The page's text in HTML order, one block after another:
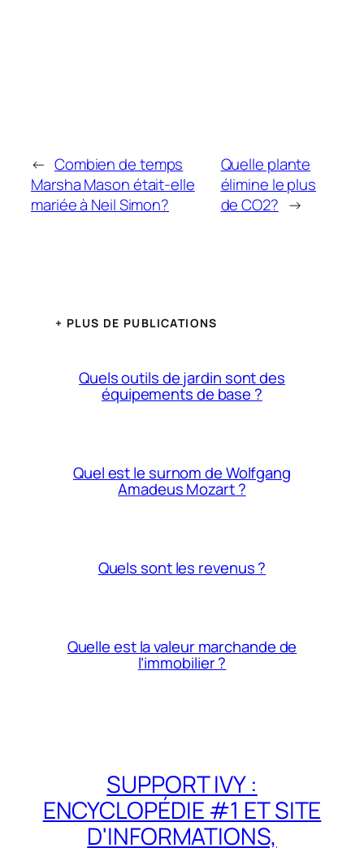
← Combien de temps
Marsha Mason était-elle
mariée à Neil Simon?
Quelle plante
élimine le plus
de CO2? →
+ PLUS DE PUBLICATIONS
Quels outils de jardin sont des
équipements de base ?
Quel est le surnom de Wolfgang
Amadeus Mozart ?
Quels sont les revenus ?
Quelle est la valeur marchande de
l’immobilier ?
SUPPORT IVY :
ENCYCLOPÉDIE #1 ET SITE
D'INFORMATIONS,